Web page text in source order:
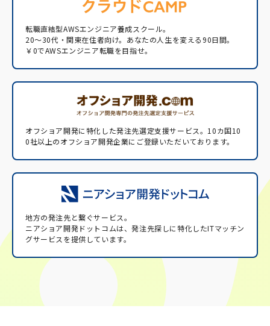
転職直結型AWSエンジニア養成スクール。
20〜30代・関東在住者向け。あなたの人生を変える90日間。
￥0でAWSエンジニア転職を目指せ。
オフショア開発に特化した発注先選定支援サービス。 10カ国10
0社以上のオフショア開発企業にご登録いただいております。
地方の発注先と繋ぐサービス。
ニアショア開発ドットコムは、発注先探しに特化したITマッチン
グサービスを提供しています。